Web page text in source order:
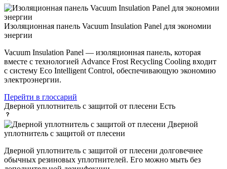
Изоляционная панель Vacuum Insulation Panel для экономии
энергии
Vacuum Insulation Panel — изоляционная панель, которая
вместе с технологией Advance Frost Recycling Cooling входит
с систему Eco Intelligent Control, обеспечивающую экономию
электроэнергии.
Перейти в глоссарий
Дверной уплотнитель с защитой от плесени Есть
Дверной
уплотнитель с защитой от плесени
Дверной уплотнитель с защитой от плесени долговечнее
обычных резиновых уплотнителей. Его можно мыть без